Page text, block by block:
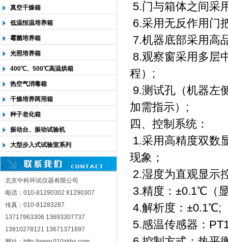
真空干燥箱
低温恒温培养箱
霉菌培养箱
光照培养箱
400℃、500℃高温烘箱
热空气消毒箱
干燥培养两用箱
种子老化箱
振动台、振动试验机
大型步入式试验室系列
北京中科环试仪器有限公司
电话：010-81290302 81290307
传真：010-81283287
13717963306 13693307737
13810278121 13671371697
5.门与箱体之间采
6.采用无反作用门
7.机器底部采用高
8.观察窗采用多层
程）;
9.测试孔（机器左
加需指示）;
四、控制系统：
1.采用高精度双数
现象；
2.湿度为直观显示
3.精度：±0.1℃（
4.解析度：±0.1℃;
5.感温传感器：